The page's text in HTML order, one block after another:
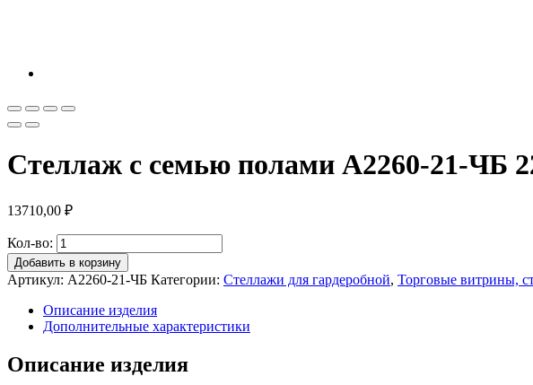
Стеллаж с семью полами A2260-21-ЧБ
13710,00 ₽
Кол-во:
Добавить в корзину
Артикул: A2260-21-ЧБ Категории: Стеллажи для гардеробной, Торговые витрины,
Описание изделия
Дополнительные характеристики
Описание изделия